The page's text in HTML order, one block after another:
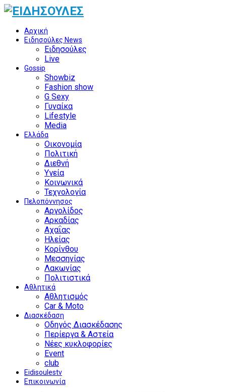
Αρχική
Ειδησούλες News
Ειδησούλες
Live
Gossip
Showbiz
Fashion show
G Sexy
Γυναίκα
Lifestyle
Media
Ελλάδα
Οικονομία
Πολιτική
Διεθνή
Υγεία
Κοινωνικά
Τεχνολογία
Πελοπόννησος
Αργολίδος
Αρκαδίας
Αχαΐας
Ηλείας
Κορίνθου
Μεσσηνίας
Λακωνίας
Πολιτιστικά
Αθλητικά
Αθλητισμός
Car & Moto
Διασκέδαση
Οδηγός Διασκέδασης
Περίεργα & Αστεία
Νέες κυκλοφορίες
Event
club
Eidisoulestv
Επικοινωνία